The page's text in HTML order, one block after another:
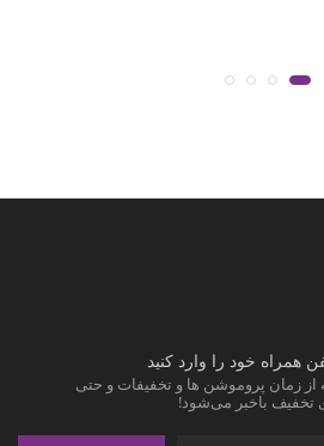
همراه خود را وارد کنید
از زمان پروموشن ها و تخفیفات و حتی
تخفیف باخبر می‌شود!